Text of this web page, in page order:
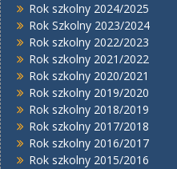
Rok szkolny 2024/2025
Rok Szkolny 2023/2024
Rok szkolny 2022/2023
Rok szkolny 2021/2022
Rok szkolny 2020/2021
Rok szkolny 2019/2020
Rok szkolny 2018/2019
Rok szkolny 2017/2018
Rok szkolny 2016/2017
Rok szkolny 2015/2016